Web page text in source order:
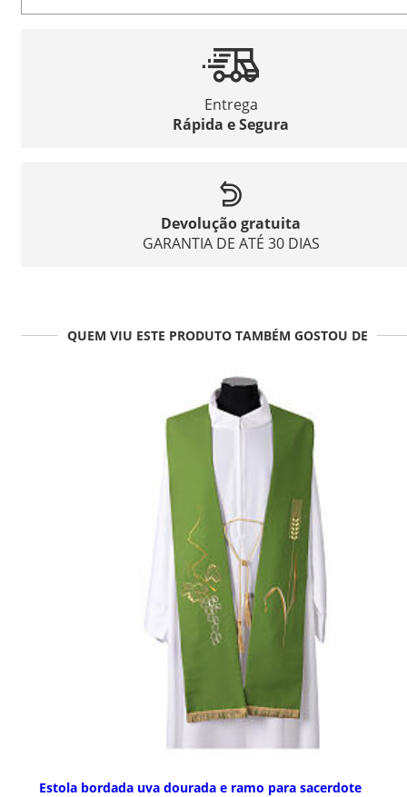
Entrega
Rápida e Segura
Devolução gratuita
GARANTIA DE ATÉ 30 DIAS
QUEM VIU ESTE PRODUTO TAMBÉM GOSTOU DE
Estola bordada uva dourada e ramo para sacerdote